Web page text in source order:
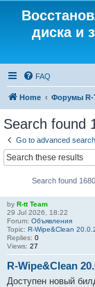
диска и
FAQ
Home Форумы R-
Search found
Go to advanced search
Search found
by R-tt Team
29 Jul 2026, 18:22
Forum: Объявления
Topic: R-Wipe&Clean
Replies: 0
Views: 27
R-Wipe&Clean
Доступен новый